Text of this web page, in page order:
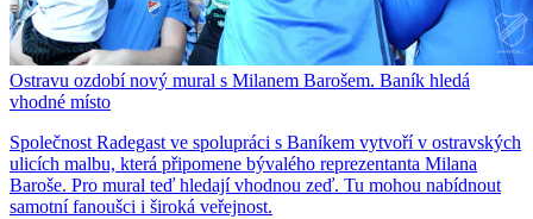
Ostravu ozdobí nový mural s Milanem Barošem. Baník hledá
vhodné místo
Společnost Radegast ve spolupráci s Baníkem vytvoří v ostravských
ulicích malbu, která připomene bývalého reprezentanta Milana
Baroše. Pro mural teď hledají vhodnou zeď. Tu mohou nabídnout
samotní fanoušci i široká veřejnost.